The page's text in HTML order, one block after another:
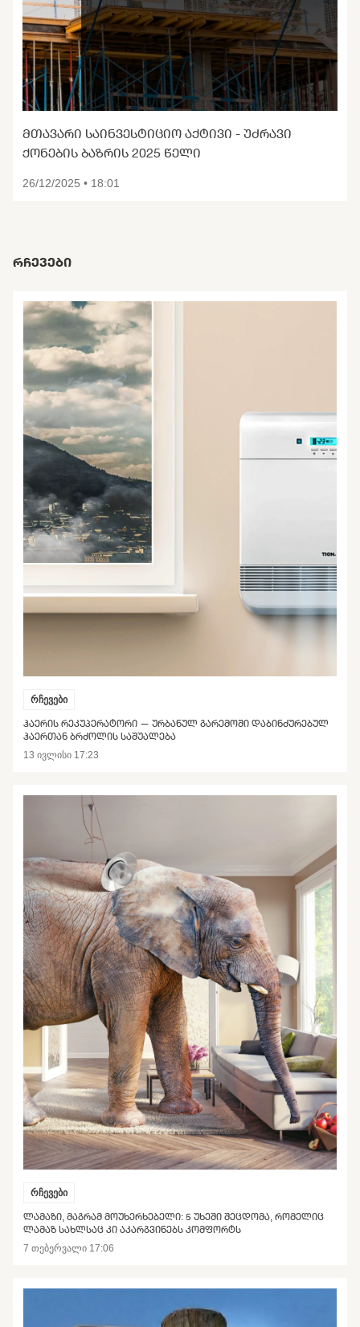
ᲛᲗᲐᲕᲐᲠᲘ ᲡᲐᲘᲜᲕᲔᲡᲢᲘᲪᲘᲝ ᲐᲥᲢᲘᲕᲘ - ᲣᲫᲠᲐᲕᲘ
ᲥᲝᲜᲔᲑᲘᲡ ᲑᲐᲖᲠᲘᲡ 2025 ᲬᲔᲚᲘ
26/12/2025 • 18:01
ᲠᲩᲔᲕᲔᲑᲘ
რჩევები
ᲰᲐᲔᲠᲘᲡ ᲠᲔᲙᲣᲞᲔᲠᲐᲢᲝᲠᲘ — ᲣᲠᲑᲐᲜᲣᲚ ᲒᲐᲠᲔᲛᲝᲨᲘ ᲓᲐᲑᲘᲜᲫᲣᲠᲔᲑᲣᲚ
ᲰᲐᲔᲠᲗᲐᲜ ᲑᲠᲫᲝᲚᲘᲡ ᲡᲐᲨᲣᲐᲚᲔᲑᲐ
13 ივლისი 17:23
რჩევები
ᲚᲐᲛᲐᲖᲘ, ᲛᲐᲒᲠᲐᲛ ᲛᲝᲣᲮᲔᲠᲮᲔᲑᲔᲚᲘ: 5 ᲣᲮᲔᲨᲘ ᲨᲔᲪᲓᲝᲛᲐ, ᲠᲝᲛᲔᲚᲘᲪ
ᲚᲐᲛᲐᲖ ᲡᲐᲮᲚᲡᲐᲪ ᲙᲘ ᲐᲙᲐᲠᲒᲕᲘᲜᲔᲑᲡ ᲙᲝᲛᲤᲝᲠᲢᲡ
7 თებერვალი 17:06